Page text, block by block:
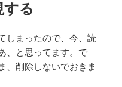
る
しまったので、今、読
、と思ってます。で
、削除しないでおきま